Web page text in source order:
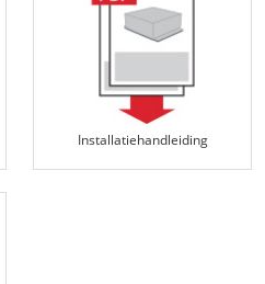
Installatiehandleiding